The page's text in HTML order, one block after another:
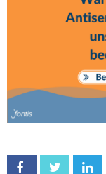
Facebook Twitter